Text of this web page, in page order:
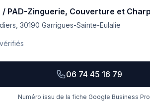
/ PAD-Zinguerie, Couverture et
30190 Garrigues-Sainte-Eulalie
06 74 45 16 79
Numéro issu de la fiche Google Business